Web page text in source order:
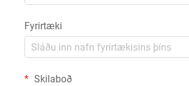
Fyrirtæki
Skilaboð